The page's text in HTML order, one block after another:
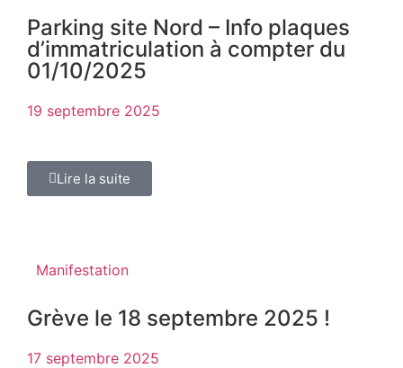
Parking site Nord – Info plaques
d’immatriculation à compter du
01/10/2025
19 septembre 2025
Lire la suite
Manifestation
Grève le 18 septembre 2025 !
17 septembre 2025